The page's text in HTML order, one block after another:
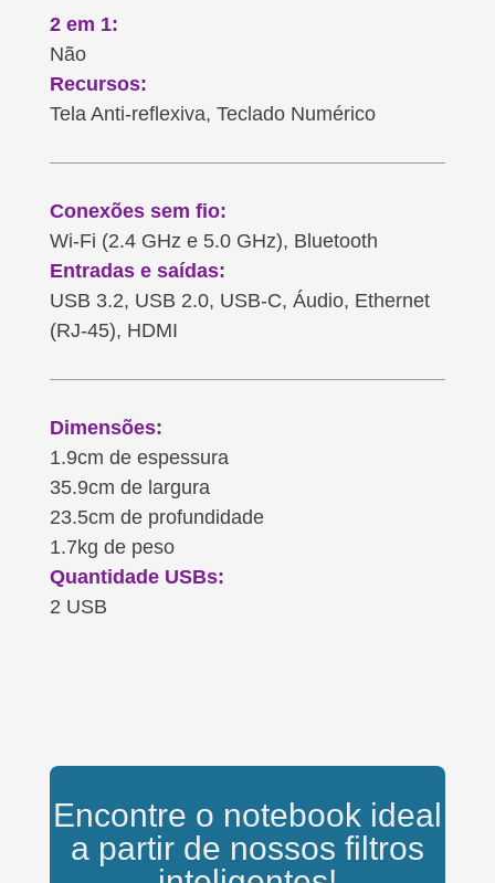
2 em 1:
Não
Recursos:
Tela Anti-reflexiva, Teclado Numérico
Conexões sem fio:
Wi-Fi (2.4 GHz e 5.0 GHz), Bluetooth
Entradas e saídas:
USB 3.2, USB 2.0, USB-C, Áudio, Ethernet
(RJ-45), HDMI
Dimensões:
1.9cm de espessura
35.9cm de largura
23.5cm de profundidade
1.7kg de peso
Quantidade USBs:
2 USB
Encontre o notebook ideal
a partir de nossos filtros